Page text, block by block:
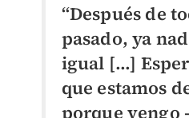
“Después de
pasado, ya
igual […]
que estamos
porque vengo